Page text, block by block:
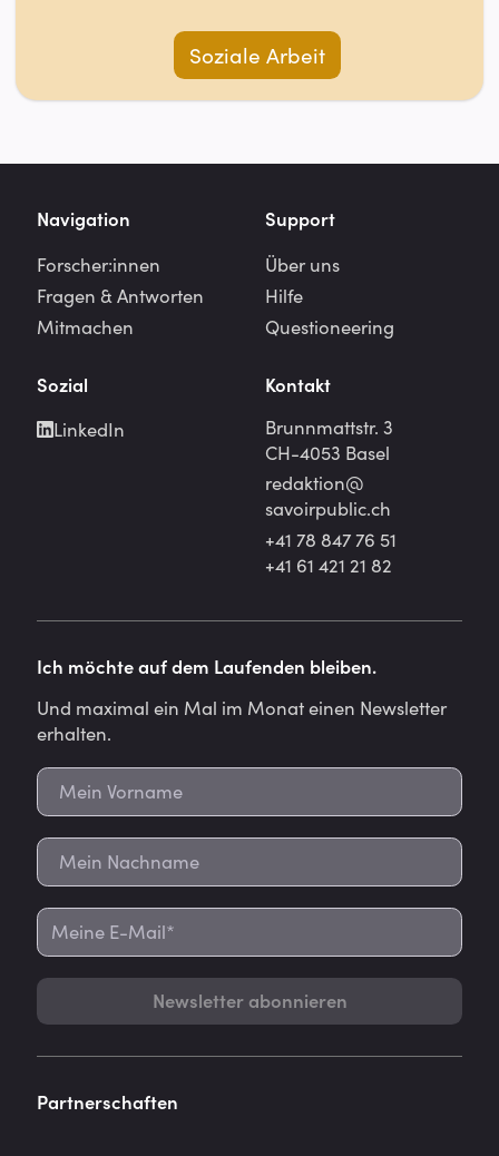
Soziale Arbeit
Navigation
Forscher:innen
Fragen & Antworten
Mitmachen
Support
Über uns
Hilfe
Questioneering
Sozial
LinkedIn
Kontakt
Brunnmattstr. 3
CH-4053 Basel
redaktion@
savoirpublic.ch
+41 78 847 76 51
+41 61 421 21 82
Ich möchte auf dem Laufenden bleiben.
Und maximal ein Mal im Monat einen Newsletter
erhalten.
Newsletter abonnieren
Partnerschaften